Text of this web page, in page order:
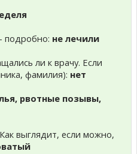
подробно: не лечили
ли к врачу. Если
фамилия): нет
рвотные позывы,
выглядит, если можно,